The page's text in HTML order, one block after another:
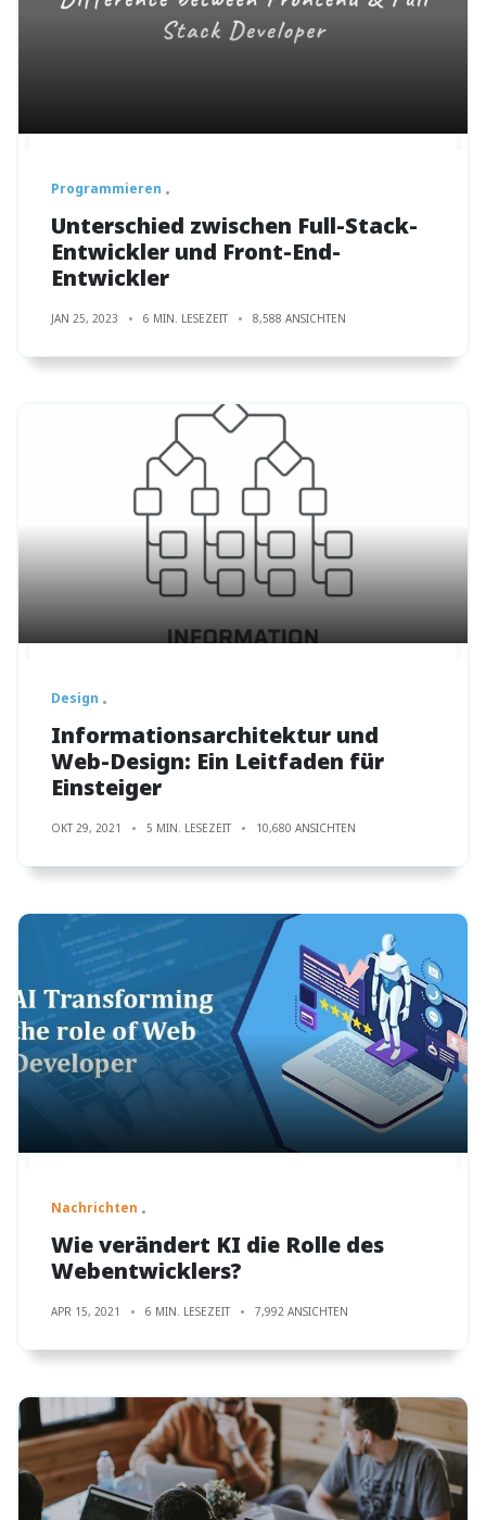
Programmieren
Unterschied zwischen Full-Stack-
Entwickler und Front-End-
Entwickler
JAN 25, 2023 6 MIN. LESEZEIT 8,588 ANSICHTEN
Design
Informationsarchitektur und
Web-Design: Ein Leitfaden für
Einsteiger
OKT 29, 2021 5 MIN. LESEZEIT 10,680 ANSICHTEN
Nachrichten
Wie verändert KI die Rolle des
Webentwicklers?
APR 15, 2021 6 MIN. LESEZEIT 7,992 ANSICHTEN